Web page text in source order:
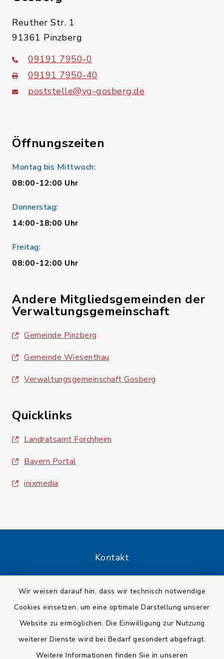
Wir weisen darauf hin, dass wir technisch notwendige
Cookies einsetzen, um eine optimale Darstellung unserer
Website zu ermöglichen. Die Einwilligung zur Nutzung
weiterer Dienste wird bei Bedarf gesondert abgefragt.
Weitere Informationen finden Sie in unseren
Reuther Str. 1
91361 Pinzberg
09191 7950-0
09191 7950-40
poststelle@vg-gosberg.de
Öffnungszeiten
Montag bis Mittwoch:
08:00-12:00 Uhr
Donnerstag:
14:00-18:00 Uhr
Freitag:
08:00-12:00 Uhr
Andere Mitgliedsgemeinden der
Verwaltungsgemeinschaft
Gemeinde Pinzberg
Gemeinde Wiesenthau
Verwaltungsgemeinschaft Gosberg
Quicklinks
Landratsamt Forchheim
Bayern Portal
inixmedia
Kontakt
Datenschutz
Impressum